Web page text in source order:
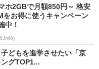
ホ2GBで月額850円～ 格安
をお得に使うキャンペーン
中！
子どもを進学させたい「京
グTOP1...